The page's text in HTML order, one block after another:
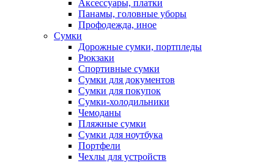
Аксессуары, платки
Панамы, головные уборы
Профодежда, иное
Сумки
Дорожные сумки, портпледы
Рюкзаки
Спортивные сумки
Сумки для документов
Сумки для покупок
Сумки-холодильники
Чемоданы
Пляжные сумки
Сумки для ноутбука
Портфели
Чехлы для устройств